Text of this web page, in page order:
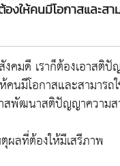
งให้คนมีโอกาสและส
งคมดี เราก็ต้องเอาสติ
คนมีโอกาสและสามาร
สพัฒนาสติปัญญาความส
ผลที่ต้องให้มีเสรีภาพ